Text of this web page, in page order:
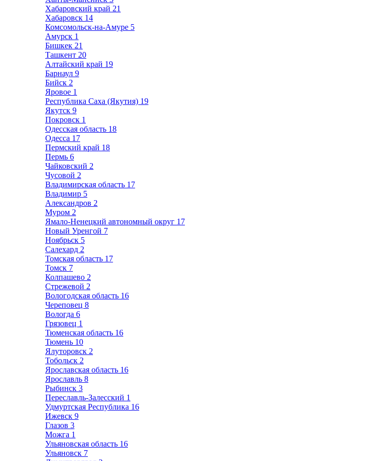
Хабаровский край 21
Хабаровск 14
Комсомольск-на-Амуре 5
Амурск 1
Бишкек 21
Ташкент 20
Алтайский край 19
Барнаул 9
Бийск 2
Яровое 1
Республика Саха (Якутия) 19
Якутск 9
Покровск 1
Одесская область 18
Одесса 17
Пермский край 18
Пермь 6
Чайковский 2
Чусовой 2
Владимирская область 17
Владимир 5
Александров 2
Муром 2
Ямало-Ненецкий автономный округ 17
Новый Уренгой 7
Ноябрьск 5
Салехард 2
Томская область 17
Томск 7
Колпашево 2
Стрежевой 2
Вологодская область 16
Череповец 8
Вологда 6
Грязовец 1
Тюменская область 16
Тюмень 10
Ялуторовск 2
Тобольск 2
Ярославская область 16
Ярославль 8
Рыбинск 3
Переславль-Залесский 1
Удмуртская Республика 16
Ижевск 9
Глазов 3
Можга 1
Ульяновская область 16
Ульяновск 7